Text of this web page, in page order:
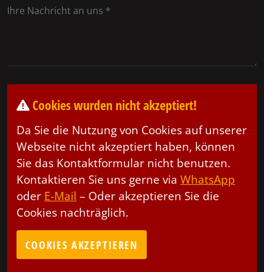
Cookies wurden nicht akzeptiert!
Da Sie die Nutzung von Cookies auf unserer
Webseite nicht akzeptiert haben, können
Sie das Kontaktformular nicht benutzen.
Kontaktieren Sie uns gerne via WhatsApp
oder E-Mail – Oder akzeptieren Sie die
Cookies nachträglich.
COOKIES AKZEPTIEREN